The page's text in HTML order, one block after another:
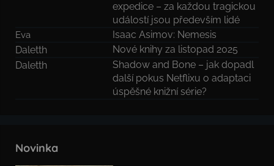
expedice – za každou tragickou
událostí jsou především lidé
Eva
Isaac Asimov: Nemesis
Daletth
Nové knihy za listopad 2025
Daletth
Shadow and Bone – jak dopadl
další pokus Netflixu o adaptaci
úspěšné knižní série?
Novinka